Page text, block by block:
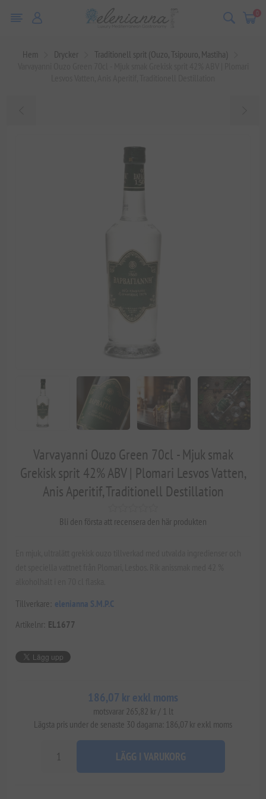
0
Hem Drycker
Traditionell sprit (Ouzo, Tsipouro, Mastiha)
Varvayanni Ouzo Green 70cl - Mjuk smak
Grekisk sprit 42% ABV | Plomari Lesvos Vatten,
Anis Aperitif, Traditionell Destillation
Bli den första att recensera den här produkten
Tillverkare: elenianna S.M.P.C
Artikelnr: EL1677
186,07 kr exkl moms
motsvarar 265,82 kr / 1 lt
Lägsta pris under de senaste 30 dagarna: 186,07 kr exkl moms
LÄGG I VARUKORG